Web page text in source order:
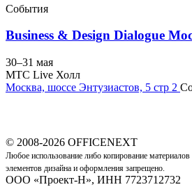
События
Business & Design Dialogue
30–31 мая
MTC Live Холл
Москва, шоссе Энтузиастов, 5 стр 2
© 2008-2026 OFFICENEXT
Любое использование либо копирование
элементов дизайна и оформления запрещено.
ООО «Проект-Н», ИНН 7723712732